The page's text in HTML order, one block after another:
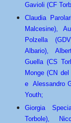
Gavioli (CF
Claudia
Malcesine),
Polzella
Albario),
Guella (CS
Monge (CN
e Alessandro
Youth;
Giorgia
Torbole),